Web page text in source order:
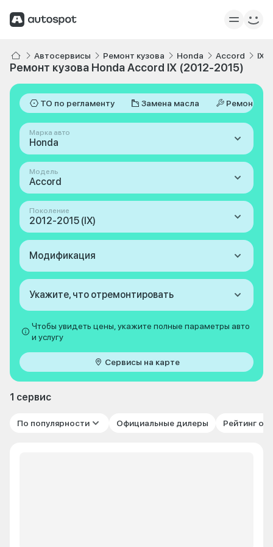
Автосервисы Ремонт кузова Honda Accord IX
Ремонт кузова Honda Accord IX (2012-2015)
ТО по регламенту Замена масла Ремонт
Марка авто
Honda
Модель
Accord
Поколение
2012-2015 (IX)
Модификация
Укажите, что отремонтировать
Чтобы увидеть цены, укажите полные параметры авто
и услугу
Сервисы на карте
1 сервис
По популярности Официальные дилеры Рейтинг